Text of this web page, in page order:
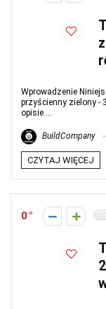
Wprowadzenie
przyścienny zielony -
opisie ...
BuildCompany
CZYTAJ WIĘCEJ
0